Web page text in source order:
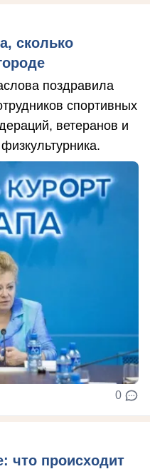
сколько
поздравила
спортивных
ветеранов и
0
что происходит